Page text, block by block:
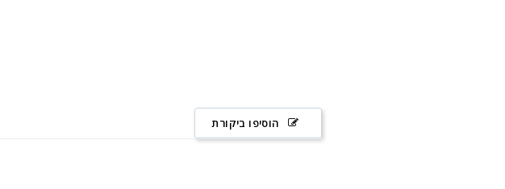
הוסיפו ביקורת